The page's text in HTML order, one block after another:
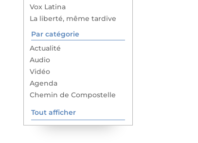
Vox Latina
La liberté, même tardive
Par catégorie
Actualité
Audio
Vidéo
Agenda
Chemin de Compostelle
Tout afficher